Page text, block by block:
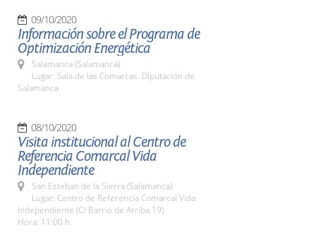
09/10/2020
Información sobre el Programa de
Optimización Energética
Salamanca (Salamanca)
Lugar: Sala de las Comarcas. Diputación de
Salamanca
08/10/2020
Visita institucional al Centro de
Referencia Comarcal Vida
Independiente
San Esteban de la Sierra (Salamanca)
Lugar: Centro de Referencia Comarcal Vida
Independiente (C/ Barrio de Arriba,19)
Hora: 11:00 h.